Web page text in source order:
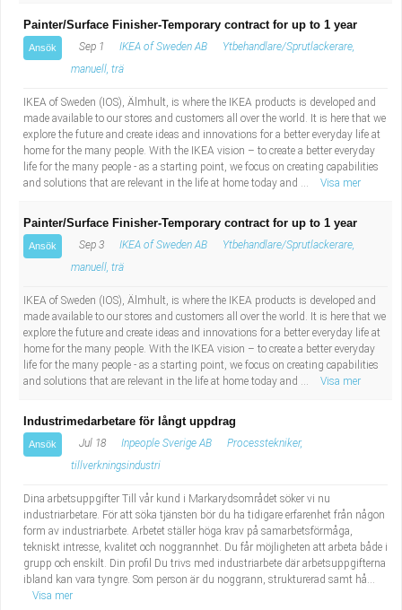
Undersköterska, vård- o specialavd. o mottagning
Bibliotekarie
Administrativ assistent
Lärare i gymnasiet
Painter/Surface Finisher-Temporary contract for up to 1 year
Ansök Sep 1 IKEA of Sweden AB
Ytbehandlare/Sprutlackerare,
manuell, trä
IKEA of Sweden (IOS), Älmhult, is where the IKEA products is developed and
made available to our stores and customers all over the world. It is here that we
explore the future and create ideas and innovations for a better everyday life at
home for the many people. With the IKEA vision – to create a better everyday
life for the many people - as a starting point, we focus on creating capabilities
and solutions that are relevant in the life at home today and ...
Visa mer
Painter/Surface Finisher-Temporary contract for up to 1 year
Ansök Sep 3 IKEA of Sweden AB
Ytbehandlare/Sprutlackerare,
manuell, trä
IKEA of Sweden (IOS), Älmhult, is where the IKEA products is developed and
made available to our stores and customers all over the world. It is here that we
explore the future and create ideas and innovations for a better everyday life at
home for the many people. With the IKEA vision – to create a better everyday
life for the many people - as a starting point, we focus on creating capabilities
and solutions that are relevant in the life at home today and ...
Visa mer
Industrimedarbetare för långt uppdrag
Ansök Jul 18 Inpeople Sverige AB
Processtekniker,
tillverkningsindustri
Dina arbetsuppgifter Till vår kund i Markarydsområdet söker vi nu
industriarbetare. För att söka tjänsten bör du ha tidigare erfarenhet från någon
form av industriarbete. Arbetet ställer höga krav på samarbetsförmåga,
tekniskt intresse, kvalitet och noggrannhet. Du får möjligheten att arbeta både i
grupp och enskilt. Din profil Du trivs med industriarbete där arbetsuppgifterna
ibland kan vara tyngre. Som person är du noggrann, strukturerad samt hå...
Visa mer